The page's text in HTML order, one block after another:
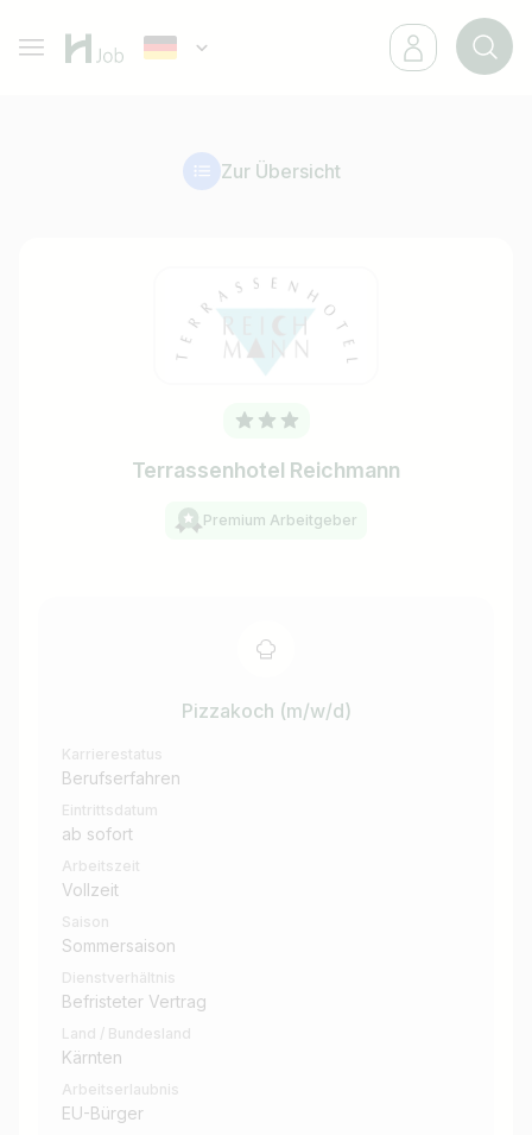
Zur Übersicht
Terrassenhotel Reichmann
Premium Arbeitgeber
Pizzakoch (m/w/d)
Karrierestatus
Berufserfahren
Eintrittsdatum
ab sofort
Arbeitszeit
Vollzeit
Saison
Sommersaison
Dienstverhältnis
Befristeter Vertrag
Land / Bundesland
Kärnten
Arbeitserlaubnis
EU-Bürger